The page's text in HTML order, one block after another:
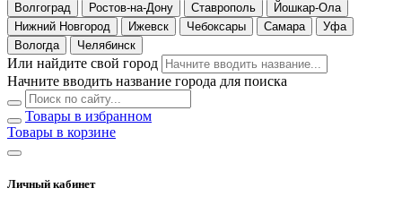
Волгоград
Ростов-на-Дону Ставрополь
Йошкар-Ола
Нижний Новгород
Ижевск Чебоксары Самара
Уфа
Вологда
Челябинск
Или найдите свой город
Начните вводить название города для поиска
Товары в избранном
Товары в корзине
Личный кабинет